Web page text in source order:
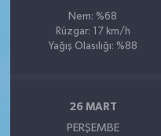
Nem: %68
Rüzgar: 17 km/h
Yağış Olasılığı: %88
26 MART
PERŞEMBE